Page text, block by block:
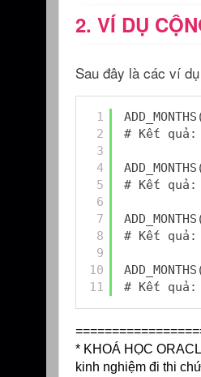
2. VÍ DỤ
Sau đây là các ví
1
2
3
4
5
6
7
8
9
10
11
# Kết quả:
# Kết quả:
# Kết quả:
# Kết quả:
* KHOÁ HỌC
kinh nghiệm đi thi